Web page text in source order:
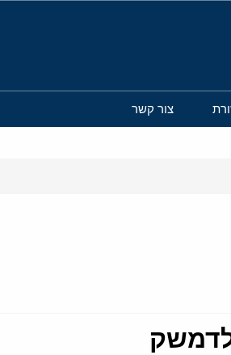
צור קשר
לדמשק